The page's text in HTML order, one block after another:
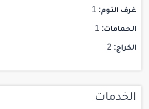
غرف النوم:
الحمامات:
الكراج:
الخدمات